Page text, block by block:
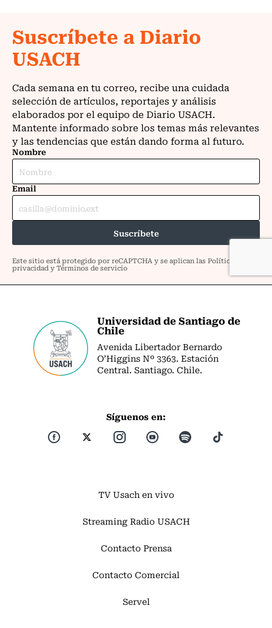
Universidad de Santiago de
Chile
Avenida Libertador Bernardo
O’Higgins Nº 3363. Estación
Central. Santiago. Chile.
Síguenos en:
TV Usach en vivo
Streaming Radio USACH
Contacto Prensa
Contacto Comercial
Servel